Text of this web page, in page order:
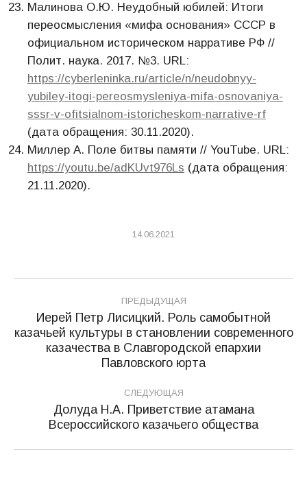
Малинова О.Ю. Неудобный юбилей: Итоги
переосмысления «мифа основания» СССР в
официальном историческом нарративе РФ //
Полит. наука. 2017. №3. URL:
https://cyberleninka.ru/article/n/neudobnyy-
yubiley-itogi-pereosmysleniya-mifa-osnovaniya-
sssr-v-ofitsialnom-istoricheskom-narrative-rf
(дата обращения: 30.11.2020).
Миллер А. Поле битвы памяти // YouTube. URL:
https://youtu.be/adKUvt976Ls (дата обращения:
21.11.2020).
14.06.2021
Навигация
по
записям
ПРЕДЫДУЩАЯ
Предыдущая
запись:
Иерей Петр Лисицкий. Роль самобытной
казачьей культуры в становлении современного
казачества в Славгородской епархии
Павловского юрта
СЛЕДУЮЩАЯ
Следующая
Долуда Н.А. Приветствие атамана
Всероссийского казачьего общества